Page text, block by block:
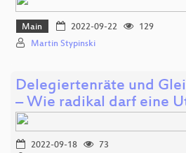
Main 2022-09-22
129
Martin Stypinski
Delegiertenräte und
– Wie radikal darf eine
2022-09-18
73